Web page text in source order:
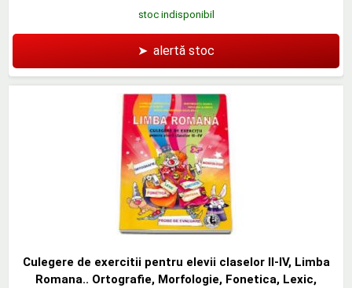
stoc indisponibil
➤ alertă stoc
Culegere de exercitii pentru elevii claselor II-IV, Limba
Romana.. Ortografie, Morfologie, Fonetica, Lexic,